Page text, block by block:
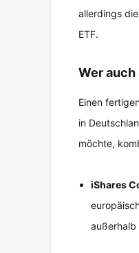
allerdings
ETF.
Wer
Einen
in
möchte,
iShares
außerhalb